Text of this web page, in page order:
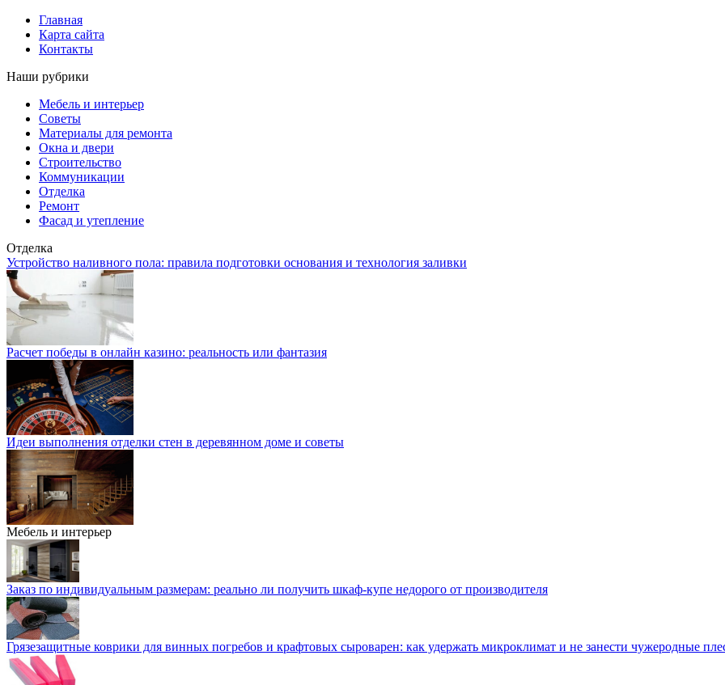
Главная
Карта сайта
Контакты
Наши рубрики
Мебель и интерьер
Советы
Материалы для ремонта
Окна и двери
Строительство
Коммуникации
Отделка
Ремонт
Фасад и утепление
Отделка
Устройство наливного пола: правила подготовки основания и технология заливки
Расчет победы в онлайн казино: реальность или фантазия
Идеи выполнения отделки стен в деревянном доме и советы
Мебель и интерьер
Заказ по индивидуальным размерам: реально ли получить шкаф-купе недорого от производителя
Грязезащитные коврики для винных погребов и крафтовых сыроварен: как удержать микроклимат и не занести чужеродные